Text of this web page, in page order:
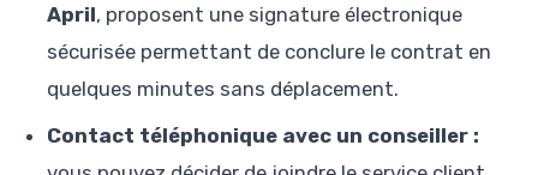
April, proposent une signature électronique
sécurisée permettant de conclure le contrat en
quelques minutes sans déplacement.
Contact téléphonique avec un conseiller :